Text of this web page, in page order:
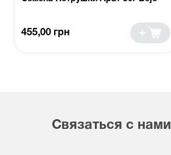
455,00 грн
Связаться с нами